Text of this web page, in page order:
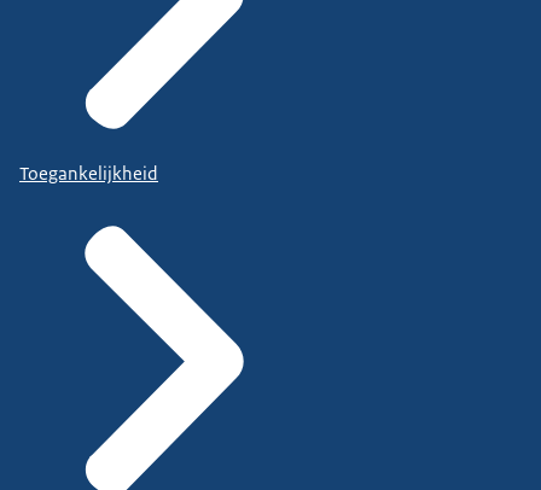
Toegankelijkheid